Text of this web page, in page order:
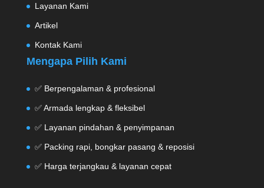
Layanan Kami
Artikel
Kontak Kami
Mengapa Pilih Kami
✅ Berpengalaman & profesional
✅ Armada lengkap & fleksibel
✅ Layanan pindahan & penyimpanan
✅ Packing rapi, bongkar pasang & reposisi
✅ Harga terjangkau & layanan cepat